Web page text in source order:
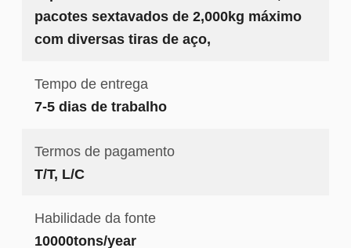
pacotes sextavados de 2,000kg máximo
com diversas tiras de aço,
Tempo de entrega
7-5 dias de trabalho
Termos de pagamento
T/T, L/C
Habilidade da fonte
10000tons/year